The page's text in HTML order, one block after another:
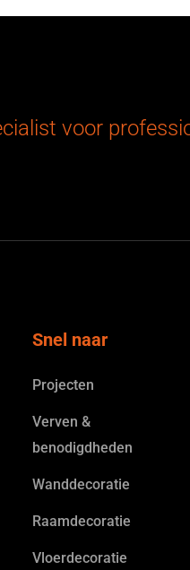
voor
Snel naar
Projecten
Verven &
benodigdheden
Wanddecoratie
Raamdecoratie
Vloerdecoratie